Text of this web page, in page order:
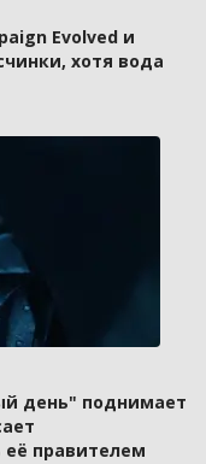
Evolved и
хотя вода
день" поднимает
её правителем